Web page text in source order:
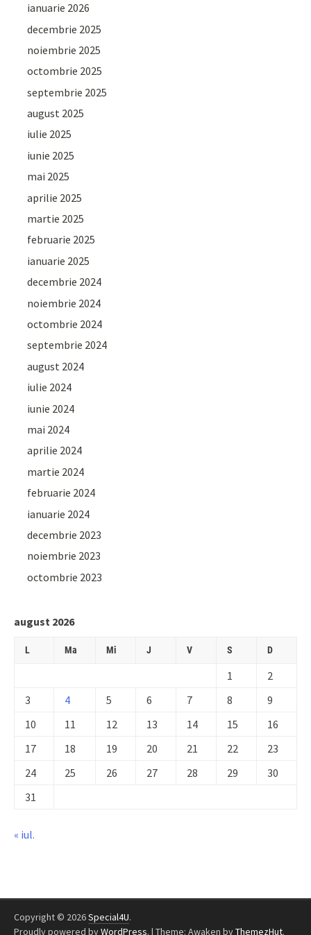
ianuarie 2026
decembrie 2025
noiembrie 2025
octombrie 2025
septembrie 2025
august 2025
iulie 2025
iunie 2025
mai 2025
aprilie 2025
martie 2025
februarie 2025
ianuarie 2025
decembrie 2024
noiembrie 2024
octombrie 2024
septembrie 2024
august 2024
iulie 2024
iunie 2024
mai 2024
aprilie 2024
martie 2024
februarie 2024
ianuarie 2024
decembrie 2023
noiembrie 2023
octombrie 2023
august 2026
L Ma Mi J V S D
1
2
3
4 5 6 7 8
9
10
11 12 13 14 15
16
17
18 19 20 21 22
23
24
25 26 27 28 29
30
31
« iul.
Copyright © 2026Special4U.
Proudly powered byWordPress. | Theme: Awaken byThemezHut.